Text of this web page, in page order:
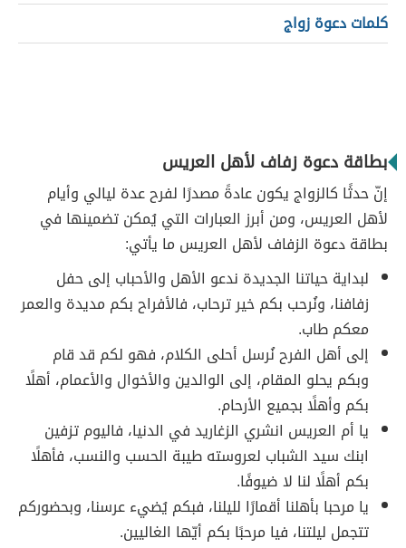
كلمات دعوة زواج
بطاقة دعوة زفاف لأهل العريس
إنّ حدثًا كالزواج يكون عادةً مصدرًا لفرح عدة ليالي وأيام
لأهل العريس، ومن أبرز العبارات التي يُمكن تضمينها في
بطاقة دعوة الزفاف لأهل العريس ما يأتي:
لبداية حياتنا الجديدة ندعو الأهل والأحباب إلى حفل
زفافنا، ونُرحب بكم خير ترحاب، فالأفراح بكم مديدة والعمر
معكم طاب.
إلى أهل الفرح نُرسل أحلى الكلام، فهو لكم قد قام
وبكم يحلو المقام، إلى الوالدين والأخوال والأعمام، أهلًا
بكم وأهلًا بجميع الأرحام.
يا أم العريس انشري الزغاريد في الدنيا، فاليوم تزفين
ابنك سيد الشباب لعروسته طيبة الحسب والنسب، فأهلًا
بكم أهلًا لنا لا ضيوفًا.
يا مرحبا بأهلنا أقمارًا لليلنا، فبكم يُضيء عرسنا، وبحضوركم
تتجمل ليلتنا، فيا مرحبًا بكم أيّها الغاليين.